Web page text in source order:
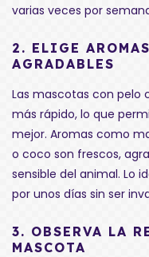
varias veces por
2. ELIGE
AGRADABLES
Las mascotas con pelo
más rápido, lo que
mejor. Aromas como
o coco son frescos,
sensible del animal. Lo
por unos días sin ser
3. OBSERVA LA
MASCOTA